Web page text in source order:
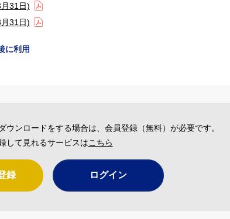
31日)
31日)
に利用
ンロードをする場合は、会員登録（無料）が必要です。
して見れるサービスはこちら
録 ログイン